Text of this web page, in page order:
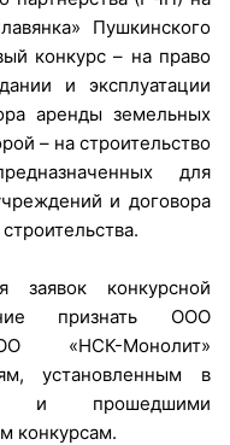
Пушкинского
конкурс – на право
и эксплуатации
аренды земельных
– на строительство
для
и договора
заявок конкурсной
признать ООО
«НСК-Монолит»
установленным в
и прошедшими
конкурсам.